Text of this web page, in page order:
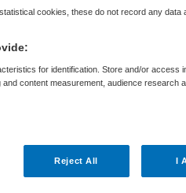
2019
(GZ-
met twee
naar zes
cookies, these do not record any data
for identification. Store and/or access
content measurement, audience research
Reject All I